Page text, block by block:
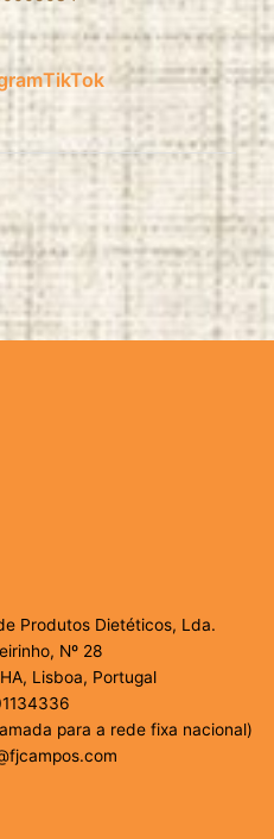
TikTok
Produtos Dietéticos, Lda.
Nº 28
Lisboa, Portugal
para a rede fixa nacional)